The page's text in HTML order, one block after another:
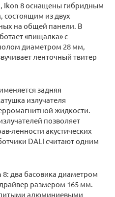
Ikon 8 оснащены гибридным
состоящим из двух
на общей панели. В
«пищалка» с
диаметром 28 мм,
ленточный твитер
задняя
излучателя
жидкости.
позволяет
ленности акустических
DALI считают одним
два басовика диаметром
размером 165 мм.
алюминиевыми